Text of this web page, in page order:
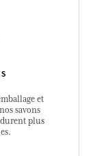
et
savons
plus